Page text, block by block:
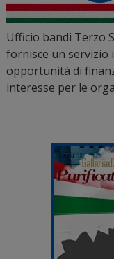
Ufficio bandi Terzo
fornisce un servizio
opportunità di
interesse per le